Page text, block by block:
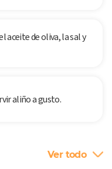
aceite de oliva, la sal y
aliño a gusto.
Ver todo